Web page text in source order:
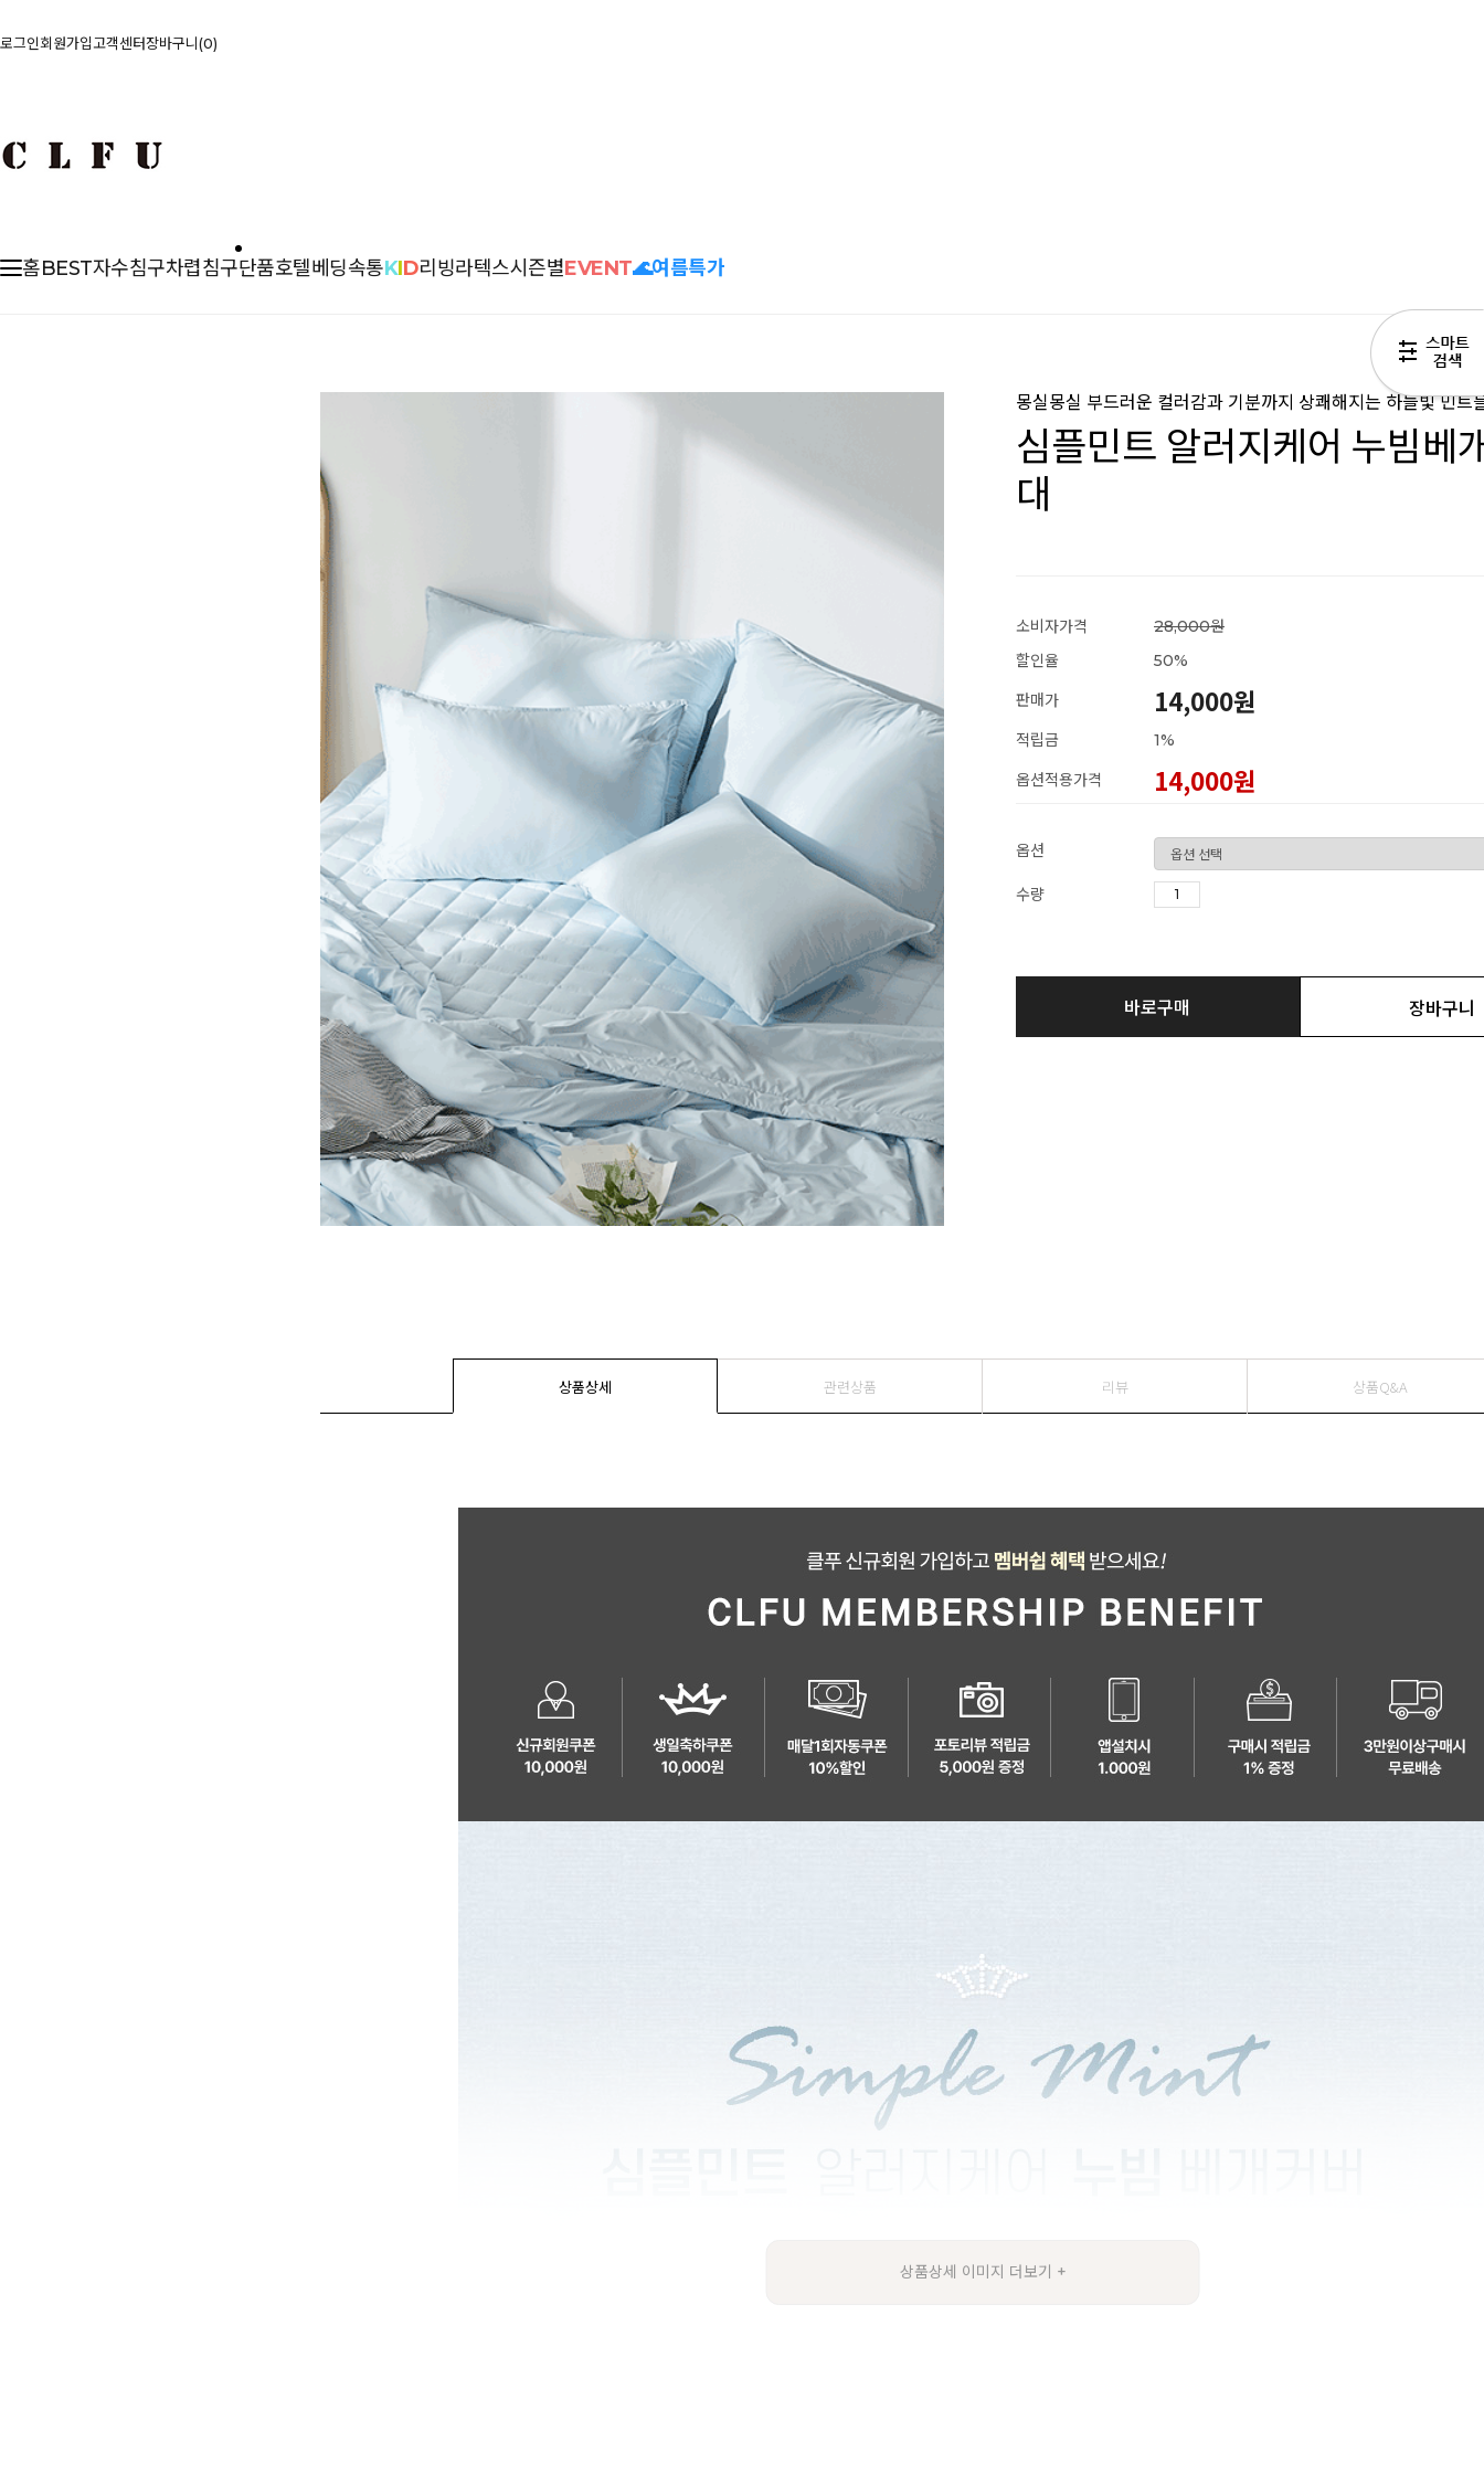
로그인회원가입고객센터장바구니 0
홈BEST자수침구차렵침구단품호텔베딩속통KID리빙라텍스시즌별EVENT🌊여름특가
몽실몽실 부드러운 컬러감과 기분까지 상쾌해지는 하늘빛 민트
심플민트 알러지케어 누빔베
대
소비자가격
28,000원
할인율
50%
판매가
14,000원
적립금
1%
옵션적용가격
14,000원
옵션
수량
바로구매 장바구니
상품상세 이미지 더보기 +
상품상세 관련상품 리뷰 상품Q&A